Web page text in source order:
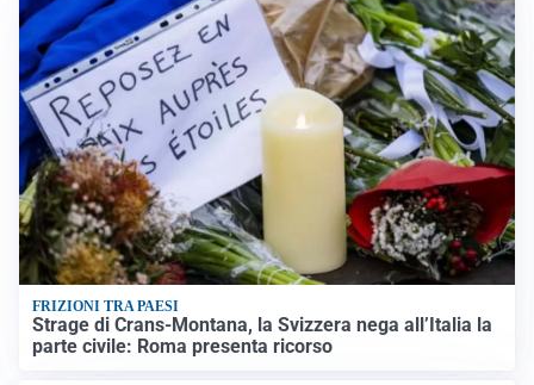
FRIZIONI TRA PAESI
Strage di Crans-Montana, la Svizzera nega all’Italia la
parte civile: Roma presenta ricorso